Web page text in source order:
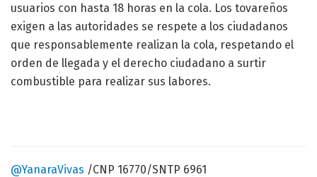
usuarios con hasta 18 horas en la cola. Los tovareños
exigen a las autoridades se respete a los ciudadanos
que responsablemente realizan la cola, respetando el
orden de llegada y el derecho ciudadano a surtir
combustible para realizar sus labores.
@YanaraVivas /CNP 16770/SNTP 6961